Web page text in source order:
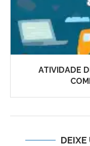
ATIVIDADE
DEIXE